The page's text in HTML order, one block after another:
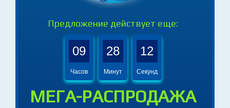
Предложение действует еще:
09
Часов
28
Минут
10
Секунд